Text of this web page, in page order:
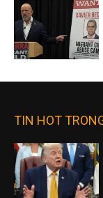
TIN HOT